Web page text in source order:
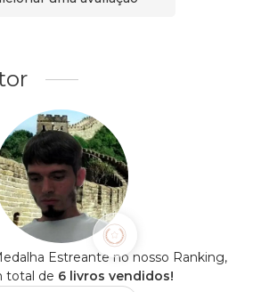
Estreante no nosso Ranking,
total de 6 livros vendidos!